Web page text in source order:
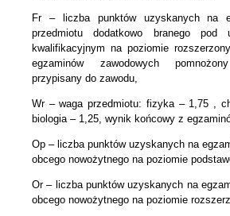
Fr – liczba punktów uzyskanych na
przedmiotu dodatkowo branego pod
kwalifikacyjnym na poziomie
egzaminów zawodowych
przypisany do zawodu,
Wr – waga przedmiotu: fizyka – 1,75 ,
biologia – 1,25, wynik końcowy z
Op – liczba punktów uzyskanych na
obcego nowożytnego na poziomie
Or – liczba punktów uzyskanych na
obcego nowożytnego na poziomie